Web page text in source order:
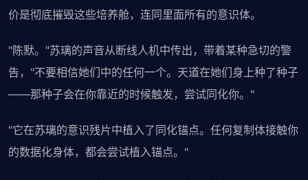
价是彻底摧毁这些培养舱，连同里面所有的意识体。
"陈默。"苏璃的声音从断线人机中传出，带着某种急切的警
告，"不要相信她们中的任何一个。天道在她们身上种了种子
——那种子会在你靠近的时候触发，尝试同化你。"
"它在苏璃的意识残片中植入了同化锚点。任何复制体接触你
的数据化身体，都会尝试植入锚点。"